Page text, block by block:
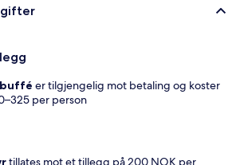
er tilgjengelig mot betaling og koster
per person
tillates mot et tillegg på 200 NOK per